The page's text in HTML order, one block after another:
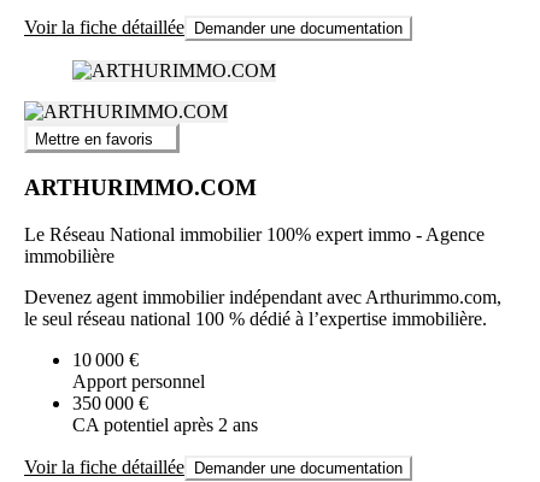
Voir la fiche détaillée Demander une documentation
Mettre en favoris
ARTHURIMMO.COM
Le Réseau National immobilier 100% expert immo - Agence
immobilière
Devenez agent immobilier indépendant avec Arthurimmo.com,
le seul réseau national 100 % dédié à l’expertise immobilière.
10 000 €
Apport personnel
350 000 €
CA potentiel après 2 ans
Voir la fiche détaillée Demander une documentation